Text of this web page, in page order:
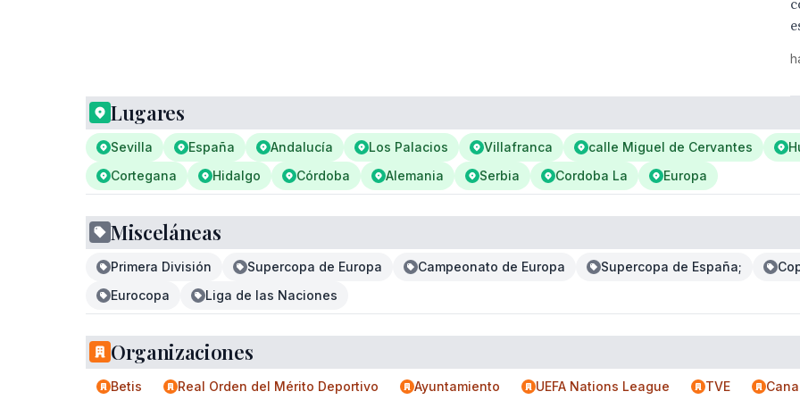
Lugares
Sevilla España Andalucía Los Palacios Villafranca calle Miguel de Cervantes
Cortegana
Hidalgo Córdoba Alemania Serbia Cordoba La Europa
Misceláneas
Primera División Supercopa de Europa Campeonato de Europa Supercopa de España;
Eurocopa
Liga de las Naciones
Organizaciones
Betis Real Orden del Mérito Deportivo Ayuntamiento UEFA Nations League TVE